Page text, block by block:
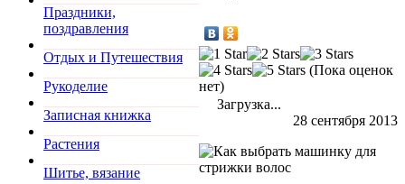
Праздники,
поздравления
Отдых и Путешествия
Рукоделие
Записная книжка
Растения
Шитье, вязание
(Пока оценок
нет)
Загрузка...
28 сентября 2013